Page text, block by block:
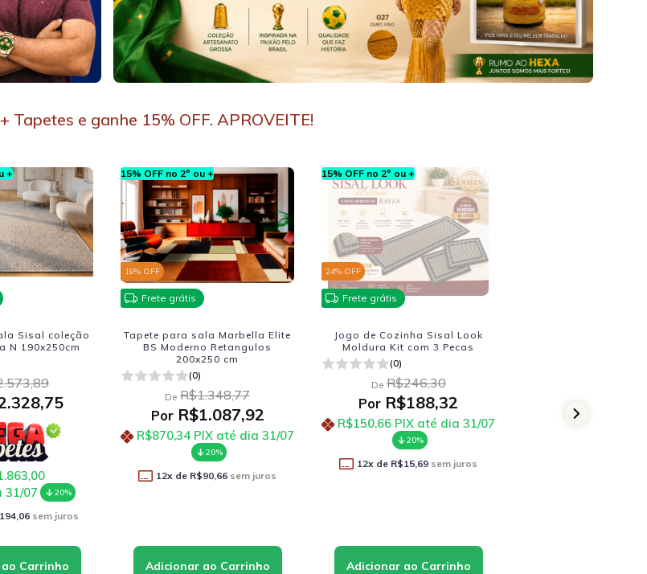
Tapetes e ganhe 15% OFF. APROVEITE!
+
Sisal coleção
N 190x250cm
31/07
20%
sem juros
15% OFF no 2º ou +
19% OFF
Frete grátis
Tapete para sala Marbella Elite
BS Moderno Retangulos
200x250 cm
(0)
De R$1.348,77
PorR$1.087,92
R$870,34 PIX até dia 31/07
20%
12x de R$90,66 sem juros
15% OFF no 2º ou +
24% OFF
Frete grátis
Jogo de Cozinha Sisal Look
Moldura Kit com 3 Pecas
(0)
De R$246,30
Por R$188,32
R$150,66 PIX até dia 31/07
20%
12x de R$15,69 sem juros
Por